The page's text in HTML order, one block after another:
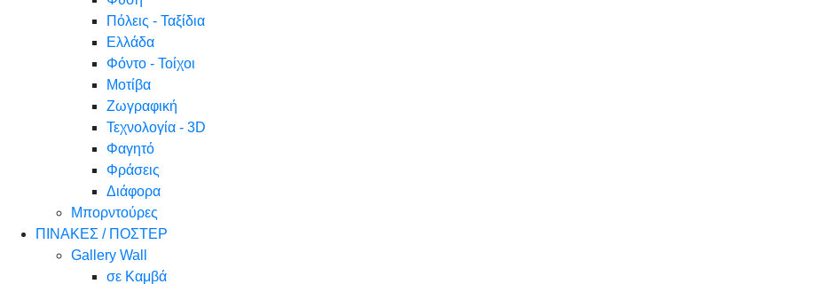
Πόλεις - Ταξίδια
Ελλάδα
Φόντο - Τοίχοι
Μοτίβα
Ζωγραφική
Τεχνολογία - 3D
Φαγητό
Φράσεις
Διάφορα
Μπορντούρες
ΠΙΝΑΚΕΣ / ΠΟΣΤΕΡ
Gallery Wall
σε Καμβά